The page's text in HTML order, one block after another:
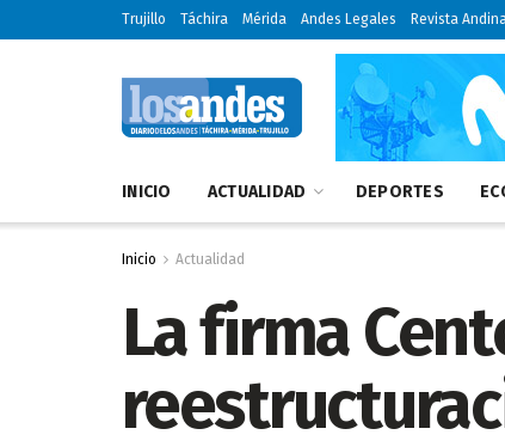
Trujillo Táchira Mérida Andes Legales Revista
INICIO ACTUALIDAD DEPORTES
Inicio Actualidad
La firma